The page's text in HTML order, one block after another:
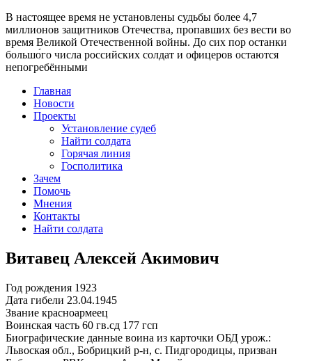
В настоящее время не установлены судьбы более 4,7
миллионов защитников Отечества, пропавших без вести во
время Великой Отечественной войны. До сих пор останки
большо́го числа российских солдат и офицеров остаются
непогребёнными
Главная
Новости
Проекты
Установление судеб
Найти солдата
Горячая линия
Госполитика
Зачем
Помочь
Мнения
Контакты
Найти солдата
Витавец Алексей Акимович
Год рождения 1923
Дата гибели 23.04.1945
Звание красноармеец
Воинская часть 60 гв.сд 177 гсп
Биографические данные воина из карточки ОБД урож.:
Львоская обл., Бобрицкий р-н, с. Пидгородицы, призван